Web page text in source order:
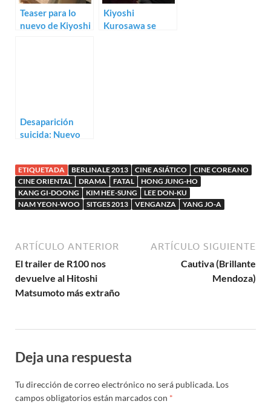
Teaser para lo
nuevo de Kiyoshi
Kiyoshi
Kurosawa se
Desaparición
suicida: Nuevo
ETIQUETADA BERLINALE 2013 CINE ASIÁTICO
CINE COREANO
CINE ORIENTAL
DRAMA FATAL
HONG JUNG-HO
KANG GI-DOONG
KIM HEE-SUNG
LEE DON-KU
NAM YEON-WOO
SITGES 2013 VENGANZA YANG JO-A
ARTÍCULO ANTERIOR
El trailer de R100 nos
devuelve al Hitoshi
Matsumoto más extraño
ARTÍCULO SIGUIENTE
Cautiva (Brillante
Mendoza)
Deja una respuesta
Tu dirección de correo electrónico no será publicada. Los
campos obligatorios están marcados con *